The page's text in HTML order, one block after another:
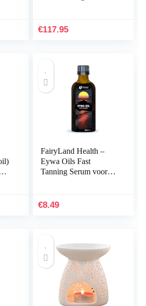
€117.95
FairyLand Health –
Eywa Oils Fast
Tanning Serum voor
hydraterende,
€8.49